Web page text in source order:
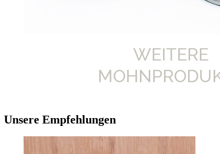
Unsere Empfehlungen